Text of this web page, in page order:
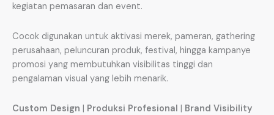
kegiatan pemasaran dan event.
Cocok digunakan untuk aktivasi merek, pameran, gathering
perusahaan, peluncuran produk, festival, hingga kampanye
promosi yang membutuhkan visibilitas tinggi dan
pengalaman visual yang lebih menarik.
Custom Design | Produksi Profesional | Brand Visibility